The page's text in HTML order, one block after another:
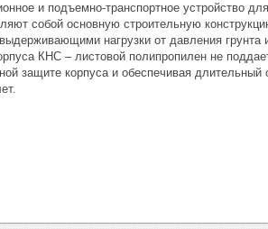
и подъемно-транспортное устройство
собой основную строительную
нагрузки от давления грунта
КНС – листовой полипропилен не
защите корпуса и обеспечивая